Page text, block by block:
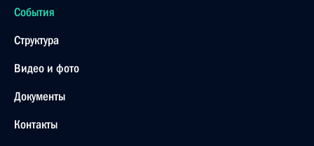
События
Структура
Видео и фото
Документы
Контакты